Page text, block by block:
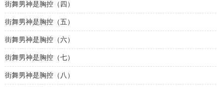
街舞男神是胸控（四）
街舞男神是胸控（五）
街舞男神是胸控（六）
街舞男神是胸控（七）
街舞男神是胸控（八）